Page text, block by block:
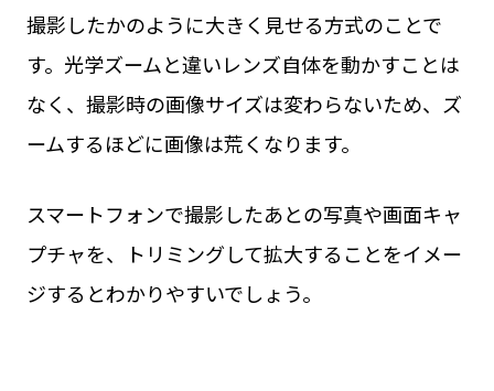
撮影したかのように大きく見せる方式のことで
す。光学ズームと違いレンズ自体を動かすことは
なく、撮影時の画像サイズは変わらないため、ズ
ームするほどに画像は荒くなります。
スマートフォンで撮影したあとの写真や画面キャ
プチャを、トリミングして拡大することをイメー
ジするとわかりやすいでしょう。